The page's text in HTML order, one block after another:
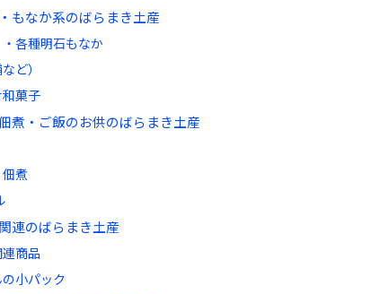
もなか系のばらまき土産
各種明石もなか
ど）
菓子
煮・ご飯のお供のばらまき土産
煮
連のばらまき土産
商品
小パック